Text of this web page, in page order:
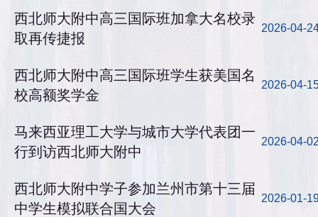
西北师大附中高三国际班加拿大名校录
取再传捷报
2026-04-
西北师大附中高三国际班学生获美国名
校高额奖学金
2026-04-
马来西亚理工大学与城市大学代表团一
行到访西北师大附中
2026-04-
西北师大附中学子参加兰州市第十三届
中学生模拟联合国大会
2026-01-